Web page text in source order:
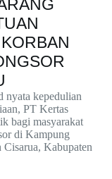
kepedulian
PT Kertas
bagi masyarakat
di Kampung
Cisarua, Kabupaten